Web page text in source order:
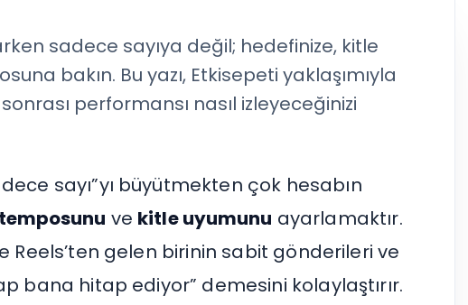
sadece sayıya değil; hedefinize, kitle
bakın. Bu yazı, Etkisepeti yaklaşımıyla
performansı nasıl izleyeceğinizi
sayı”yı büyütmekten çok hesabın
ve kitle uyumunu ayarlamaktır.
gelen birinin sabit gönderileri ve
bana hitap ediyor” demesini kolaylaştırır.